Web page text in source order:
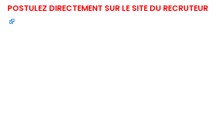
POSTULEZ DIRECTEMENT SUR LE SITE DU RECRUTEUR